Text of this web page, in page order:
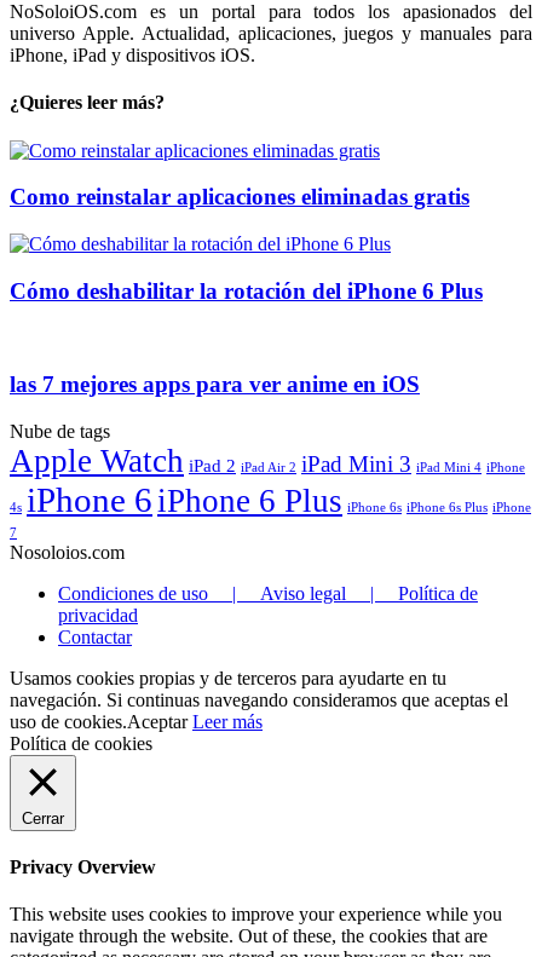
NoSoloiOS.com es un portal para todos los apasionados del
universo Apple. Actualidad, aplicaciones, juegos y manuales para
iPhone, iPad y dispositivos iOS.
¿Quieres leer más?
Como reinstalar aplicaciones eliminadas gratis
Cómo deshabilitar la rotación del iPhone 6 Plus
las 7 mejores apps para ver anime en iOS
Nube de tags
Apple Watch iPad 2 iPad Air 2 iPad Mini 3 iPad Mini 4 iPhone
4s iPhone 6 iPhone 6 Plus iPhone 6s iPhone 6s Plus iPhone
7
Nosoloios.com
Condiciones de uso | Aviso legal | Política de
privacidad
Contactar
Usamos cookies propias y de terceros para ayudarte en tu
navegación. Si continuas navegando consideramos que aceptas el
uso de cookies.Aceptar Leer más
Política de cookies
Cerrar
Privacy Overview
This website uses cookies to improve your experience while you
navigate through the website. Out of these, the cookies that are